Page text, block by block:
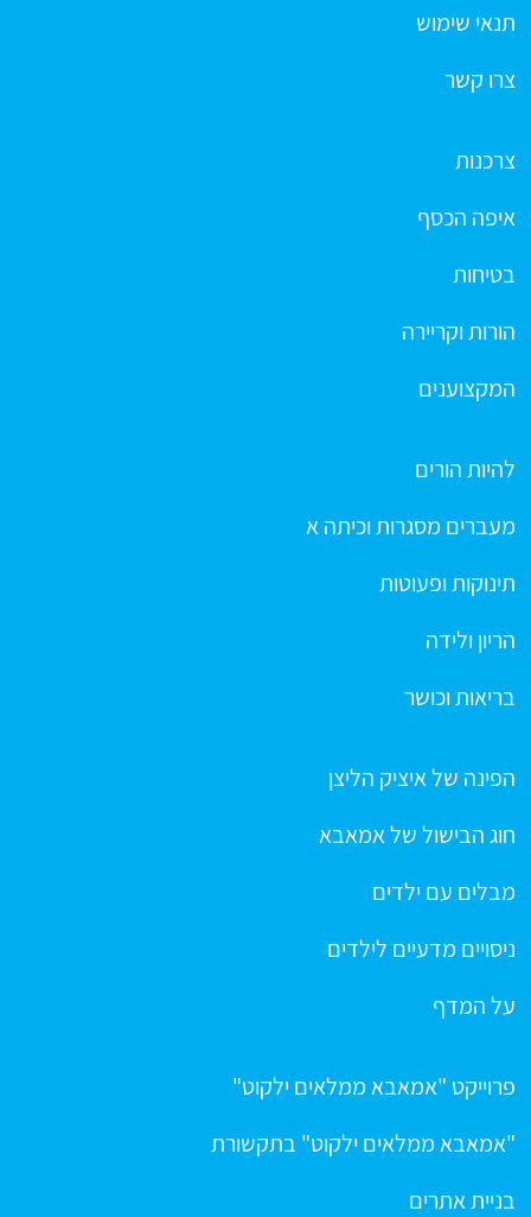
תנאי שימוש
צרו קשר
צרכנות
איפה הכסף
בטיחות
הורות וקריירה
המקצוענים
להיות הורים
מעברים מסגרות וכיתה א
תינוקות ופעוטות
הריון ולידה
בריאות וכושר
הפינה של איציק הליצן
חוג הבישול של אמאבא
מבלים עם ילדים
ניסויים מדעיים לילדים
על המדף
פרוייקט "אמאבא ממלאים ילקוט"
"אמאבא ממלאים ילקוט" בתקשורת
בניית אתרים